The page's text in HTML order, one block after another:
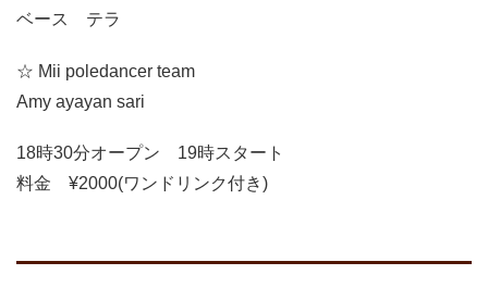
ベース テラ
☆ Mii poledancer team
Amy ayayan sari
18時30分オープン 19時スタート
料金 ¥2000(ワンドリンク付き)